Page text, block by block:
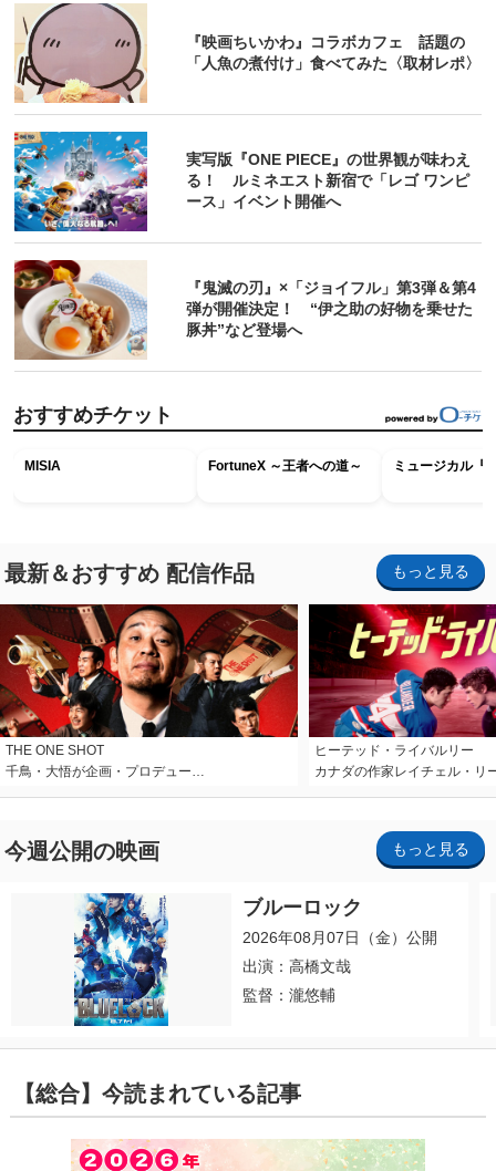
『映画ちいかわ』コラボカフェ 話題の
「人魚の煮付け」食べてみた〈取材レポ〉
実写版『ONE PIECE』の世界観が味わえ
る！ ルミネエスト新宿で「レゴ ワンピ
ース」イベント開催へ
『鬼滅の刃』×「ジョイフル」第3弾＆第4
弾が開催決定！ “伊之助の好物を乗せた
豚丼”など登場へ
おすすめチケット
MISIA FortuneX ～王者への道～ ミュージカル『
最新＆おすすめ 配信作品 もっと見る
THE ONE SHOT
千鳥・大悟が企画・プロデュー…
ヒーテッド・ライバルリー
カナダの作家レイチェル・リ
今週公開の映画 もっと見る
ブルーロック
2026年08月07日（金）公開
出演：高橋文哉
監督：瀧悠輔
【総合】今読まれている記事